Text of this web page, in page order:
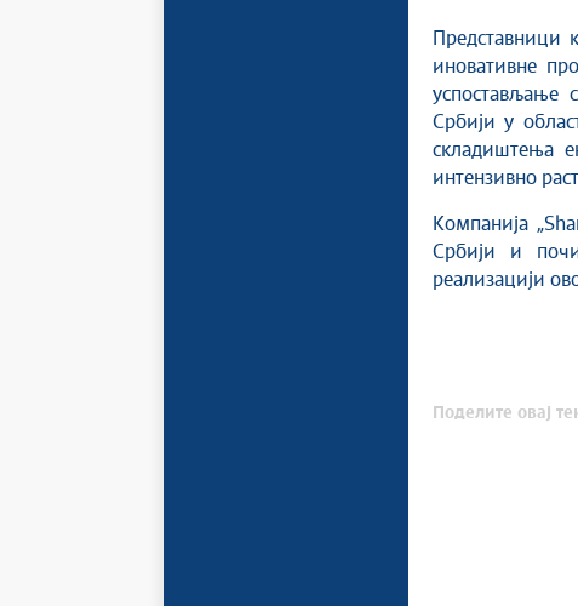
Представници
иновативне
успостављање
Србији у
складиштења
интензивно
Компанија
Србији и
реализацији
Поделите овај